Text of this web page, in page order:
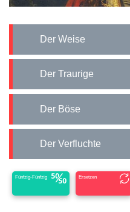
Der Weise
Der Traurige
Der Böse
Der Verfluchte
Fünfzig-Fünfzig Ersetzen